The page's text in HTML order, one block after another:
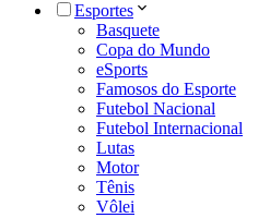
Esportes
Basquete
Copa do Mundo
eSports
Famosos do Esporte
Futebol Nacional
Futebol Internacional
Lutas
Motor
Tênis
Vôlei